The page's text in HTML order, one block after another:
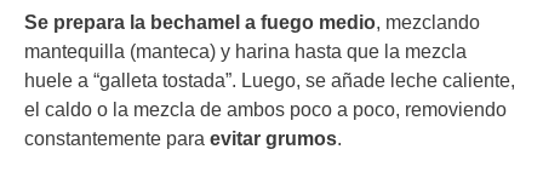
Se prepara la bechamel a fuego medio, mezclando
mantequilla (manteca) y harina hasta que la mezcla
huele a “galleta tostada”. Luego, se añade leche caliente,
el caldo o la mezcla de ambos poco a poco, removiendo
constantemente para evitar grumos.